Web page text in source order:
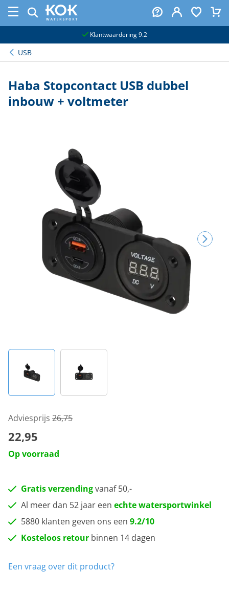
Klantwaardering 9.2
USB
Haba Stopcontact USB dubbel
inbouw + voltmeter
Adviesprijs 26,75
22,95
Op voorraad
Gratis verzendingvanaf 50,-
Al meer dan 52 jaar een echte watersportwinkel
5880 klanten geven ons een 9.2/10
Kosteloos retour binnen 14 dagen
Een vraag over dit product?